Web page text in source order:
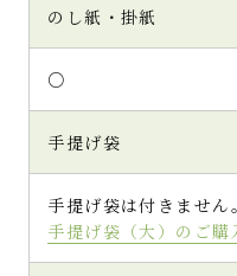
のし紙・掛紙
○
手提げ袋
手提げ袋は付きません
手提げ袋（大）のご購